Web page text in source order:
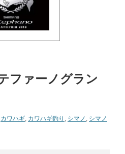
ファーノグラン
カワハギ, カワハギ釣り , シマノ , シマノ